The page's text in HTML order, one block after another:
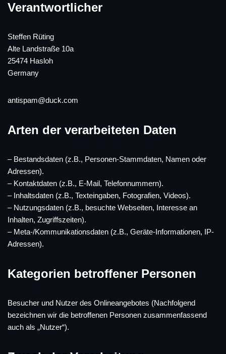
Verantwortlicher
Steffen Rüting
Alte Landstraße 10a
25474 Hasloh
Germany
antispam@duck.com
Arten der verarbeiteten Daten
– Bestandsdaten (z.B., Personen-Stammdaten, Namen oder
Adressen).
– Kontaktdaten (z.B., E-Mail, Telefonnummern).
– Inhaltsdaten (z.B., Texteingaben, Fotografien, Videos).
– Nutzungsdaten (z.B., besuchte Webseiten, Interesse an
Inhalten, Zugriffszeiten).
– Meta-/Kommunikationsdaten (z.B., Geräte-Informationen, IP-
Adressen).
Kategorien betroffener Personen
Besucher und Nutzer des Onlineangebotes (Nachfolgend
bezeichnen wir die betroffenen Personen zusammenfassend
auch als „Nutzer“).